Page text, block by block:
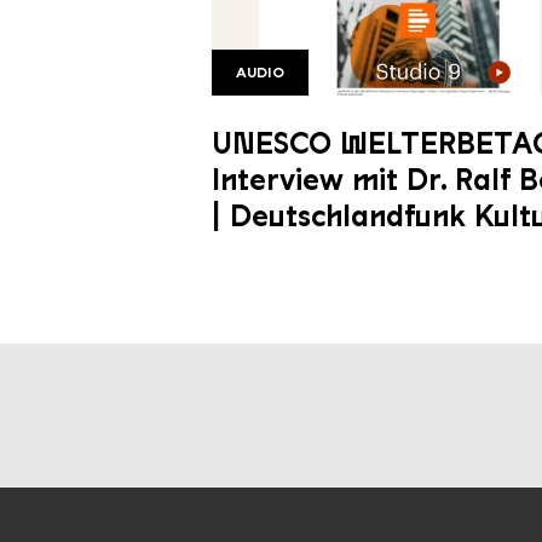
DLR UNESCO
AUDIO
UNESCO
Interview mit Dr. Ralf
| Deutschlandfunk